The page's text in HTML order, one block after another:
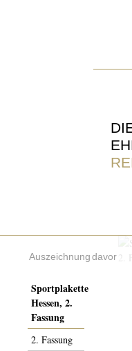
Auszeichnung davor
Sportplakette
Hessen, 2.
Fassung
2. Fas­­sung